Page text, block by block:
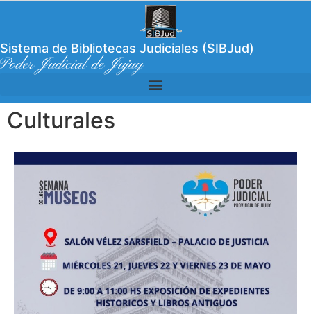
Sistema de Bibliotecas Judiciales (SIBJud)
Poder Judicial de Jujuy
Culturales